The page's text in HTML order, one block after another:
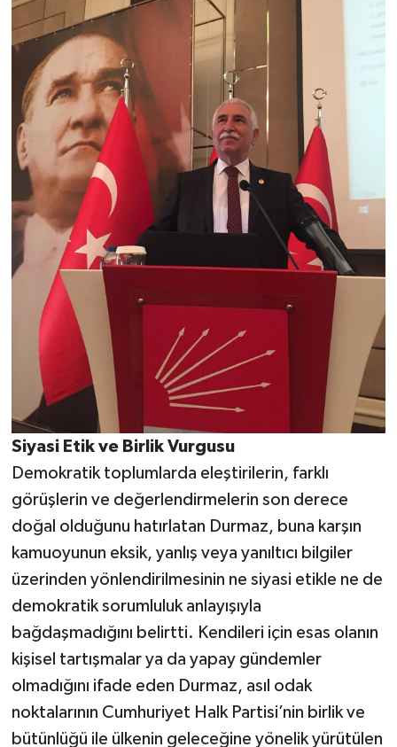
Siyasi Etik ve Birlik Vurgusu
Demokratik toplumlarda eleştirilerin, farklı
görüşlerin ve değerlendirmelerin son derece
doğal olduğunu hatırlatan Durmaz, buna karşın
kamuoyunun eksik, yanlış veya yanıltıcı bilgiler
üzerinden yönlendirilmesinin ne siyasi etikle ne de
demokratik sorumluluk anlayışıyla
bağdaşmadığını belirtti. Kendileri için esas olanın
kişisel tartışmalar ya da yapay gündemler
olmadığını ifade eden Durmaz, asıl odak
noktalarının Cumhuriyet Halk Partisi’nin birlik ve
bütünlüğü ile ülkenin geleceğine yönelik yürütülen